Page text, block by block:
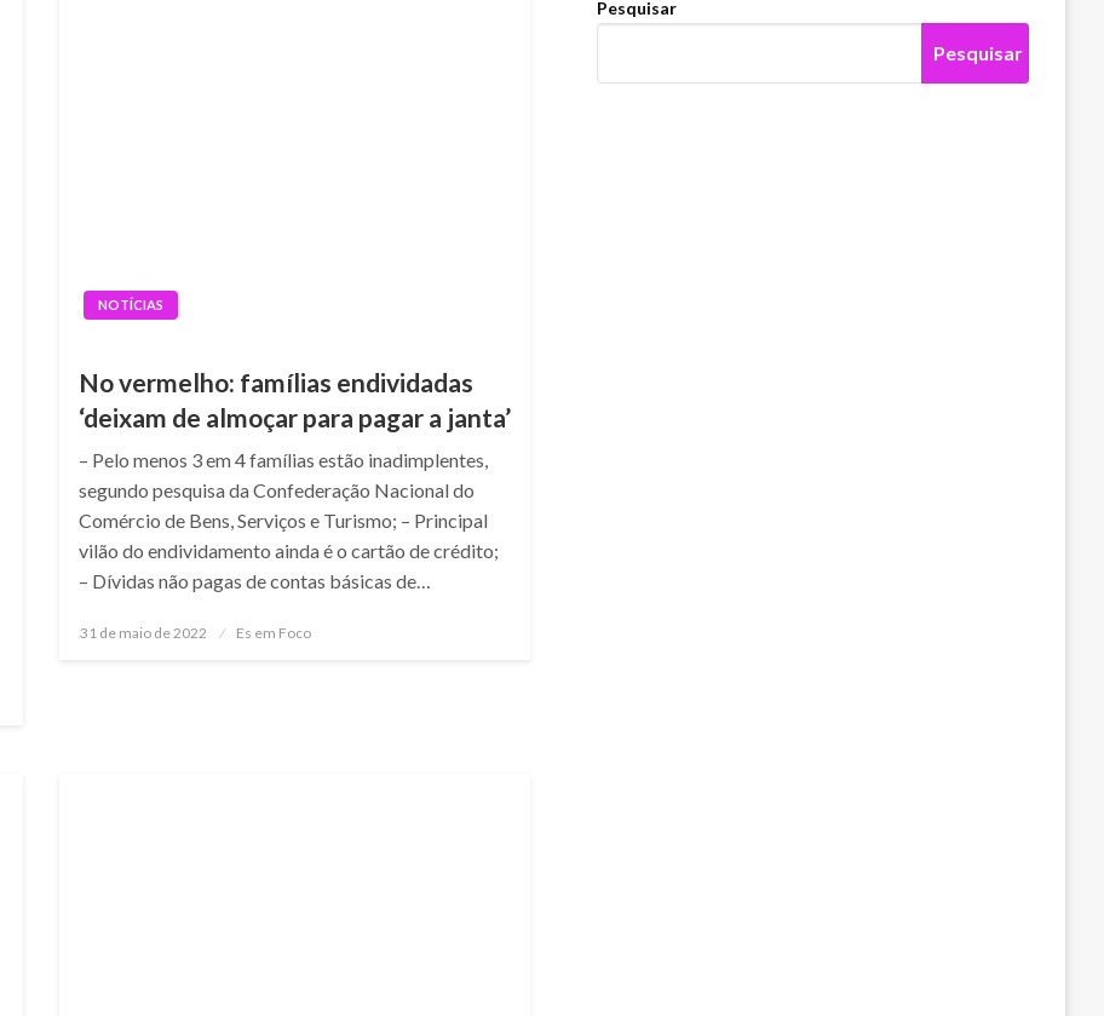
NOTÍCIAS
No vermelho: famílias endividadas
‘deixam de almoçar para pagar a janta’
– Pelo menos 3 em 4 famílias estão inadimplentes,
segundo pesquisa da Confederação Nacional do
Comércio de Bens, Serviços e Turismo; – Principal
vilão do endividamento ainda é o cartão de crédito;
– Dívidas não pagas de contas básicas de…
Posted
31 de maio de 2022 Es em Foco
Pesquisar
Pesquisar